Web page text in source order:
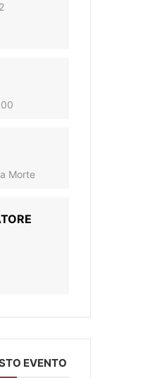
Morte
EVENTO